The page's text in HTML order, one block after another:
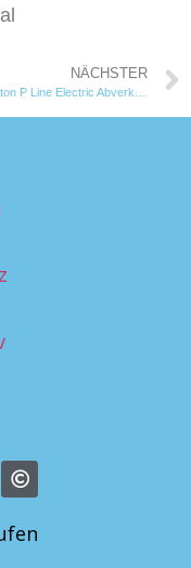
NÄCHSTER
P Line Electric Abverkauf